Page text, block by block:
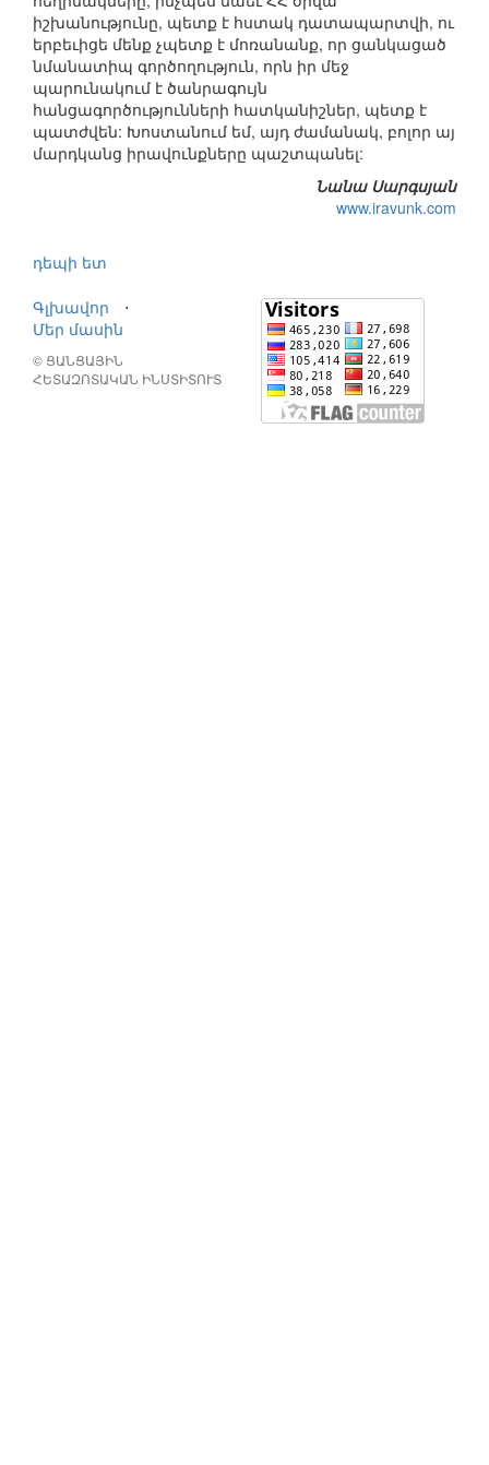
իշխանությունը, պետք է հստակ դատապարտվի, ու
երբեւիցե մենք չպետք է մոռանանք, որ ցանկացած
նմանատիպ գործողություն, որն իր մեջ
պարունակում է ծանրագույն
հանցագործությունների հատկանիշներ, պետք է
պատժվեն: Խոստանում եմ, այդ ժամանակ, բոլոր այ
մարդկանց իրավունքները պաշտպանել:
Նանա Սարգսյան
www.iravunk.com
դեպի ետ
Գլխավոր
⋅
Մեր մասին
© ՑԱՆՑԱՅԻՆ
ՀԵՏԱԶՈՏԱԿԱՆ ԻՆՍՏԻՏՈՒՏ